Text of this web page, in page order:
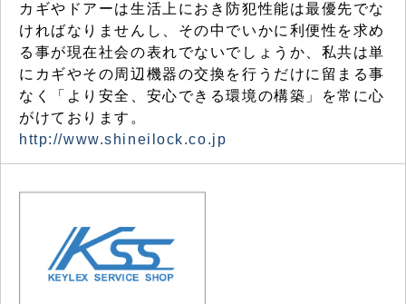
カギやドアーは生活上におき防犯性能は最優先でな
ければなりませんし、その中でいかに利便性を求め
る事が現在社会の表れでないでしょうか、私共は単
にカギやその周辺機器の交換を行うだけに留まる事
なく「より安全、安心できる環境の構築」を常に心
がけております。
http://www.shineilock.co.jp